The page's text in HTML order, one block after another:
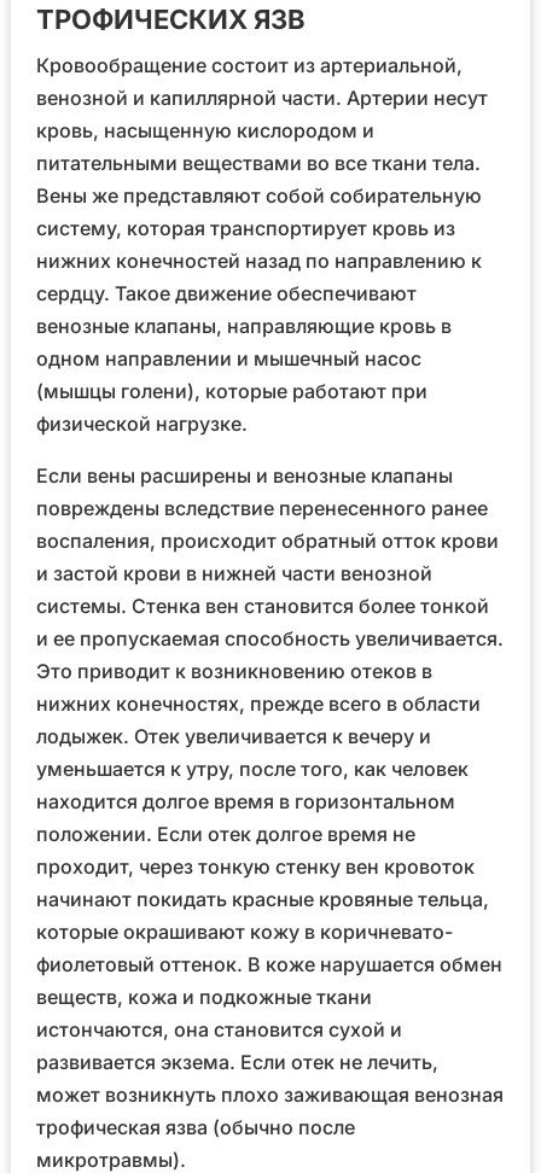
ТРОФИЧЕСКИХ ЯЗВ
Кровообращение состоит из артериальной,
венозной и капиллярной части. Артерии несут
кровь, насыщенную кислородом и
питательными веществами во все ткани тела.
Вены же представляют собой собирательную
систему, которая транспортирует кровь из
нижних конечностей назад по направлению к
сердцу. Такое движение обеспечивают
венозные клапаны, направляющие кровь в
одном направлении и мышечный насос
(мышцы голени), которые работают при
физической нагрузке.
Если вены расширены и венозные клапаны
повреждены вследствие перенесенного ранее
воспаления, происходит обратный отток крови
и застой крови в нижней части венозной
системы. Стенка вен становится более тонкой
и ее пропускаемая способность увеличивается.
Это приводит к возникновению отеков в
нижних конечностях, прежде всего в области
лодыжек. Отек увеличивается к вечеру и
уменьшается к утру, после того, как человек
находится долгое время в горизонтальном
положении. Если отек долгое время не
проходит, через тонкую стенку вен кровоток
начинают покидать красные кровяные тельца,
которые окрашивают кожу в коричневато-
фиолетовый оттенок. В коже нарушается обмен
веществ, кожа и подкожные ткани
истончаются, она становится сухой и
развивается экзема. Если отек не лечить,
может возникнуть плохо заживающая венозная
трофическая язва (обычно после
микротравмы).